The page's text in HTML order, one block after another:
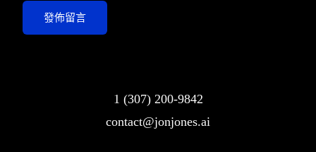
1 (307) 200-9842
contact@jonjones.ai